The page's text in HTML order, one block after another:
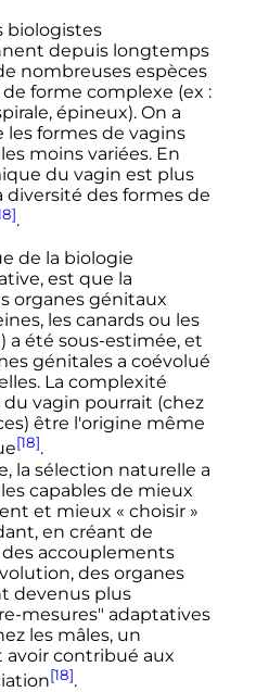
biologistes
depuis longtemps
nombreuses espèces
forme complexe (ex :
épineux). On a
formes de vagins
moins variées. En
du vagin est plus
diversité des formes de
.
de la biologie
est que la
organes génitaux
les canards ou les
a été sous-estimée, et
génitales a coévolué
La complexité
vagin pourrait (chez
être l'origine même
[18].
la sélection naturelle a
capables de mieux
et mieux « choisir »
en créant de
accouplements
des organes
devenus plus
mesures" adaptatives
les mâles, un
avoir contribué aux
[18].